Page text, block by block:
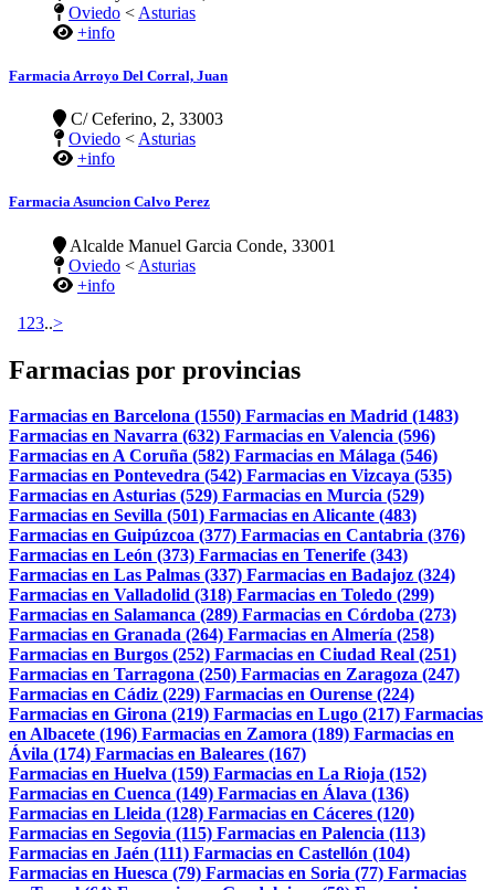
Oviedo < Asturias
+info
Farmacia Arroyo Del Corral, Juan
C/ Ceferino, 2, 33003
Oviedo < Asturias
+info
Farmacia Asuncion Calvo Perez
Alcalde Manuel Garcia Conde, 33001
Oviedo < Asturias
+info
1 23..>
Farmacias por provincias
Farmacias en Barcelona (1550) Farmacias en Madrid (1483)
Farmacias en Navarra (632) Farmacias en Valencia (596)
Farmacias en A Coruña (582) Farmacias en Málaga (546)
Farmacias en Pontevedra (542) Farmacias en Vizcaya (535)
Farmacias en Asturias (529) Farmacias en Murcia (529)
Farmacias en Sevilla (501) Farmacias en Alicante (483)
Farmacias en Guipúzcoa (377) Farmacias en Cantabria (376)
Farmacias en León (373) Farmacias en Tenerife (343)
Farmacias en Las Palmas (337) Farmacias en Badajoz (324)
Farmacias en Valladolid (318) Farmacias en Toledo (299)
Farmacias en Salamanca (289) Farmacias en Córdoba (273)
Farmacias en Granada (264) Farmacias en Almería (258)
Farmacias en Burgos (252) Farmacias en Ciudad Real (251)
Farmacias en Tarragona (250) Farmacias en Zaragoza (247)
Farmacias en Cádiz (229) Farmacias en Ourense (224)
Farmacias en Girona (219) Farmacias en Lugo (217) Farmacias
en Albacete (196) Farmacias en Zamora (189) Farmacias en
Ávila (174) Farmacias en Baleares (167)
Farmacias en Huelva (159) Farmacias en La Rioja (152)
Farmacias en Cuenca (149) Farmacias en Álava (136)
Farmacias en Lleida (128) Farmacias en Cáceres (120)
Farmacias en Segovia (115) Farmacias en Palencia (113)
Farmacias en Jaén (111) Farmacias en Castellón (104)
Farmacias en Huesca (79) Farmacias en Soria (77) Farmacias